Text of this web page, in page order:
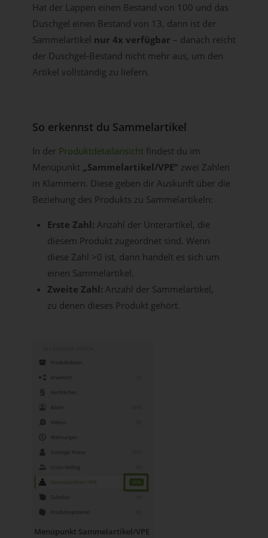
Hat der Lappen einen Bestand von 100 und das
Duschgel einen Bestand von 13, dann ist der
Sammelartikel nur 4x verfügbar – danach reicht
der Duschgel-Bestand nicht mehr aus, um den
Artikel vollständig zu liefern.
So erkennst du Sammelartikel
In der Produktdetailansichtfindest du im
Menüpunkt „Sammelartikel/VPE“ zwei Zahlen
in Klammern. Diese geben dir Auskunft über die
Beziehung des Produkts zu Sammelartikeln:
Erste Zahl: Anzahl der Unterartikel, die
diesem Produkt zugeordnet sind. Wenn
diese Zahl >0 ist, dann handelt es sich um
einen Sammelartikel.
Zweite Zahl: Anzahl der Sammelartikel,
zu denen dieses Produkt gehört.
Menüpunkt Sammelartikel/VPE